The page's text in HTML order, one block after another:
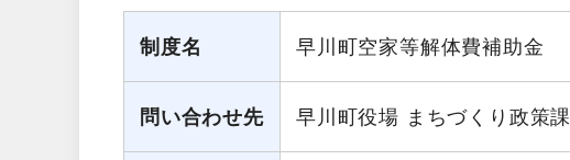
制度名 早川町空家等解体費補助金
問い合わせ先 早川町役場 まちづくり政策課